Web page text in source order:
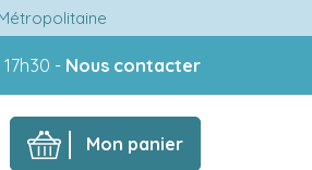
- Nous contacter
Mon panier